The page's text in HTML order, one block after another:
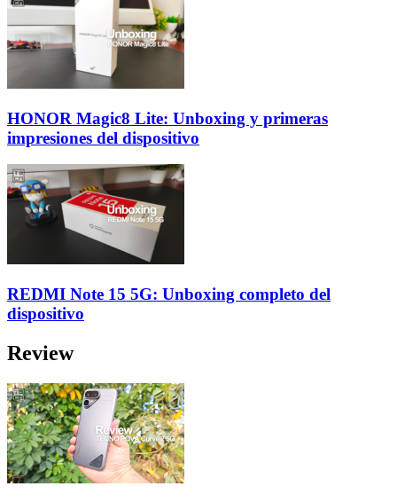
HONOR Magic8 Lite: Unboxing y primeras
impresiones del dispositivo
REDMI Note 15 5G: Unboxing completo del
dispositivo
Review